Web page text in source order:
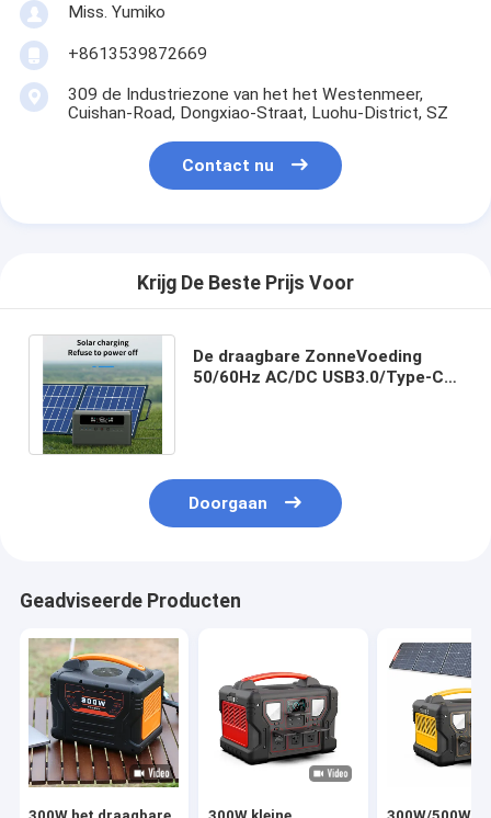
Miss. Yumiko
+8613539872669
309 de Industriezone van het het Westenmeer,
Cuishan-Road, Dongxiao-Straat, Luohu-District, SZ
Contact nu
Krijg De Beste Prijs Voor
De draagbare ZonneVoeding
50/60Hz AC/DC USB3.0/Type-C
Doorgaan
Geadviseerde Producten